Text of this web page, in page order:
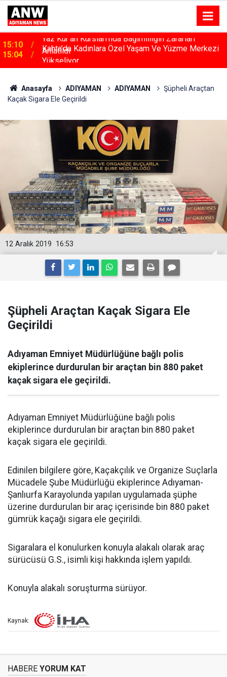
15:04
Kahta’da Kadınlara Özel Yaşam Ve Yüzme Merkezi
Yükseliyor
Anasayfa ADIYAMAN ADIYAMAN
Şüpheli Araçtan
Kaçak Sigara Ele Geçirildi
16:53
12 Aralık 2019
Şüpheli Araçtan Kaçak Sigara Ele
Geçirildi
Adıyaman Emniyet Müdürlüğüne bağlı polis
ekiplerince durdurulan bir araçtan bin 880 paket
kaçak sigara ele geçirildi.
Adıyaman Emniyet Müdürlüğüne bağlı polis
ekiplerince durdurulan bir araçtan bin 880 paket
kaçak sigara ele geçirildi.
Edinilen bilgilere göre, Kaçakçılık ve Organize Suçlarla
Mücadele Şube Müdürlüğü ekiplerince Adıyaman-
Şanlıurfa Karayolunda yapılan uygulamada şüphe
üzerine durdurulan bir araç içerisinde bin 880 paket
gümrük kaçağı sigara ele geçirildi.
Sigaralara el konulurken konuyla alakalı olarak araç
sürücüsü G.S., isimli kişi hakkında işlem yapıldı.
Konuyla alakalı soruşturma sürüyor.
Kaynak:
HABERE YORUM KAT